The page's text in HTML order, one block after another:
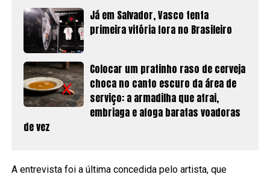
Já em Salvador, Vasco tenta
primeira vitória fora no Brasileiro
Colocar um pratinho raso de cerveja
choca no canto escuro da área de
serviço: a armadilha que atrai,
embriaga e afoga baratas voadoras
de vez
A entrevista foi a última concedida pelo artista, que